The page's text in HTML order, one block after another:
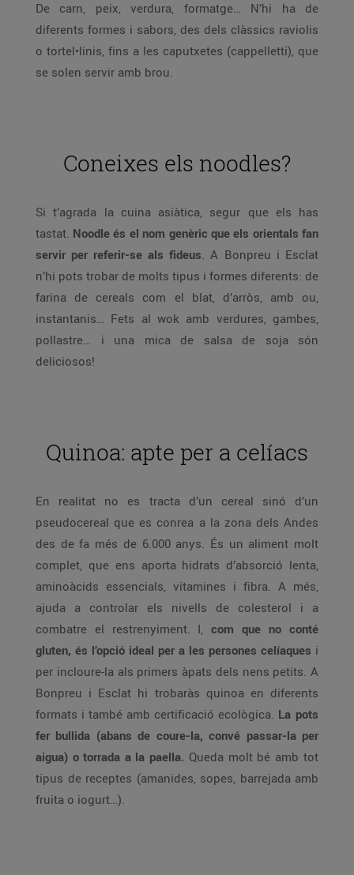
De carn, peix, verdura, formatge… N’hi ha de
diferents formes i sabors, des dels clàssics raviolis
o tortel•linis, fins a les caputxetes (cappelletti), que
se solen servir amb brou.
Coneixes els noodles?
Si t’agrada la cuina asiàtica, segur que els has
tastat. Noodle és el nom genèric que els orientals fan
servir per referir-se als fideus. A Bonpreu i Esclat
n’hi pots trobar de molts tipus i formes diferents: de
farina de cereals com el blat, d’arròs, amb ou,
instantanis… Fets al wok amb verdures, gambes,
pollastre… i una mica de salsa de soja són
deliciosos!
Quinoa: apte per a celíacs
En realitat no es tracta d’un cereal sinó d’un
pseudocereal que es conrea a la zona dels Andes
des de fa més de 6.000 anys. És un aliment molt
complet, que ens aporta hidrats d’absorció lenta,
aminoàcids essencials, vitamines i fibra. A més,
ajuda a controlar els nivells de colesterol i a
combatre el restrenyiment. I, com que no conté
gluten, és l’opció ideal per a les persones celíaques i
per incloure-la als primers àpats dels nens petits. A
Bonpreu i Esclat hi trobaràs quinoa en diferents
formats i també amb certificació ecològica. La pots
fer bullida (abans de coure-la, convé passar-la per
aigua) o torrada a la paella. Queda molt bé amb tot
tipus de receptes (amanides, sopes, barrejada amb
fruita o iogurt…).